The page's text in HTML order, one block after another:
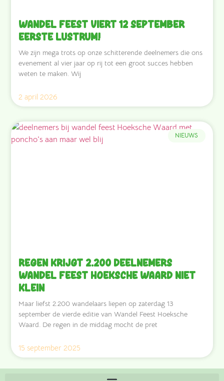
Wandel Feest viert 12 september
eerste lustrum!
We zijn mega trots op onze schitterende deelnemers die ons
evenement al vier jaar op rij tot een groot succes hebben
weten te maken. Wij
2 april 2026
NIEUWS
Regen krijgt 2.200 deelnemers
Wandel Feest Hoeksche Waard niet
klein
Maar liefst 2.200 wandelaars liepen op zaterdag 13
september de vierde editie van Wandel Feest Hoeksche
Waard. De regen in de middag mocht de pret
15 september 2025